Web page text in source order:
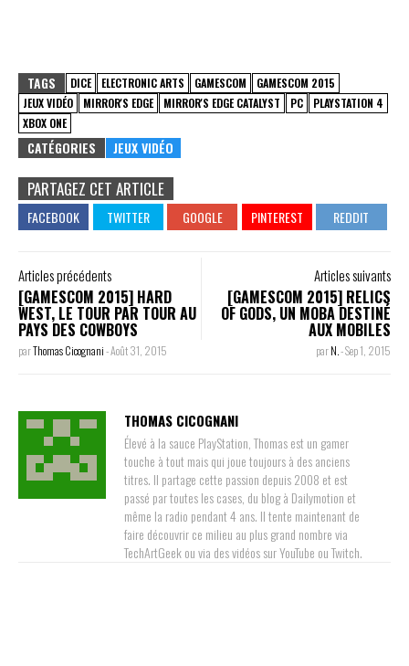
TAGS DICE ELECTRONIC ARTS GAMESCOM
GAMESCOM 2015
JEUX VIDÉO
MIRROR'S EDGE MIRROR'S EDGE CATALYST PC
PLAYSTATION 4
XBOX ONE
CATÉGORIES JEUX VIDÉO
PARTAGEZ CET ARTICLE
Articles précédents
[GAMESCOM 2015] HARD
WEST, LE TOUR PAR TOUR AU
PAYS DES COWBOYS
parThomas Cicognani-Août 31, 2015
Articles suivants
[GAMESCOM 2015] RELICS
OF GODS, UN MOBA DESTINÉ
AUX MOBILES
parN.-Sep 1, 2015
THOMAS CICOGNANI
Élevé à la sauce PlayStation, Thomas est un gamer
touche à tout mais qui joue toujours à des anciens
titres. Il partage cette passion depuis 2008 et est
passé par toutes les cases, du blog à Dailymotion et
même la radio pendant 4 ans. Il tente maintenant de
faire découvrir ce milieu au plus grand nombre via
TechArtGeek ou via des vidéos sur YouTube ou Twitch.